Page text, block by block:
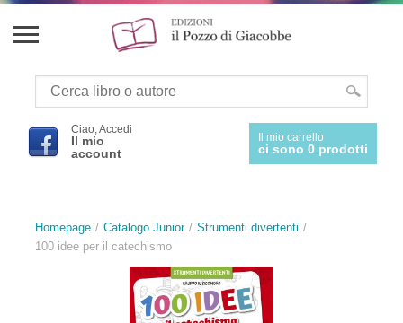
Ciao, Accedi
Il mio
account
Il mio carrello
ci sono 0 prodotti
Homepage Catalogo Junior
Strumenti divertenti
100 idee per il catechismo